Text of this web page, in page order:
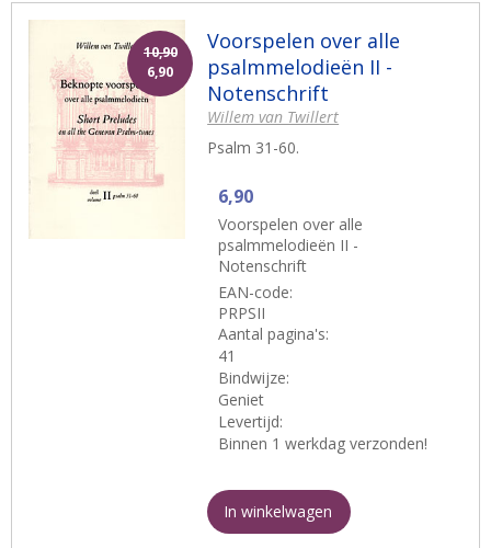
10,90
6,90
Voorspelen over alle
psalmmelodieën II -
Notenschrift
Willem van Twillert
Psalm 31-60.
6,90
Voorspelen over alle
psalmmelodieën II -
Notenschrift
EAN-code:
PRPSII
Aantal pagina's:
41
Bindwijze:
Geniet
Levertijd:
Binnen 1 werkdag verzonden!
In winkelwagen